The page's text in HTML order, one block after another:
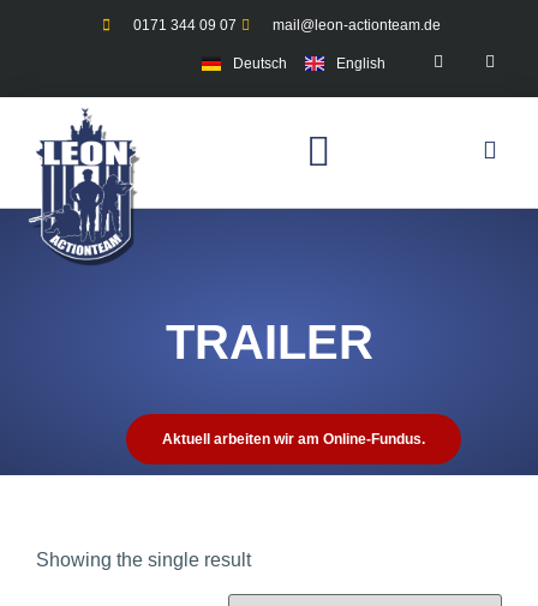
0171 344 09 07 mail@leon-actionteam.de
Deutsch English
TRAILER
Aktuell arbeiten wir am Online-Fundus.
Showing the single result